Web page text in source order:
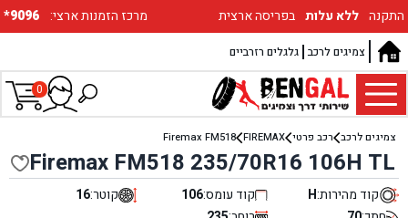
*9096 :מרכז הזמנות ארצי התקנה ללא עלות בפריסה ארצית
גלגלים רזרביים צמיגים לרכב
0
צמיגים לרכב רכב פרטי FIREMAX
Firemax FM518
Firemax FM518 235/70R16 106H TL
קוד מהירות:H קוד עומס:106 קוטר:16